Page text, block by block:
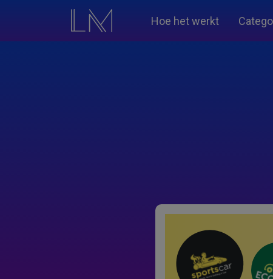
Hoe het werkt